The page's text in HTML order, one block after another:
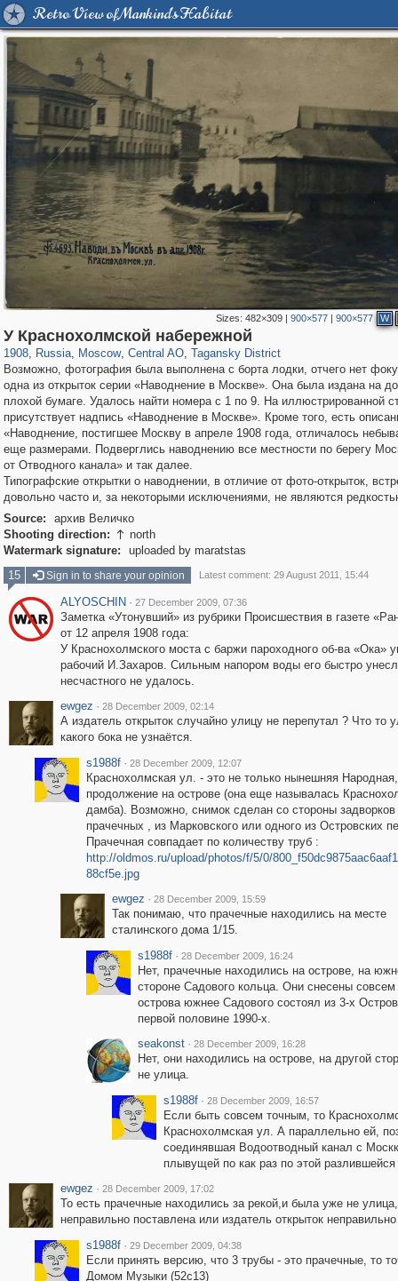
Retro View of Mankind's Habitat
Sizes: 482×309| 900×577| 900×577 W
У Краснохолмской набережной
1908, Russia
1,407,361 29,248
, Moscow
319,882 8,286
, Central AO
160,021 5,916
, Tagansky District
10,740 402
Возможно, фотография была выполнена с борта лодки, отчего нет
одна из открыток серии «Наводнение в Москве». Она была издана на
плохой бумаге. Удалось найти номера с 1 по 9. На иллюстрированной
присутствует надпись «Наводнение в Москве». Кроме того, есть
«Наводнение, постигшее Москву в апреле 1908 года, отличалось
еще размерами. Подверглись наводнению все местности по берегу
от Отводного канала» и так далее.
Типографские открытки о наводнении, в отличие от фото-открыток,
довольно часто и, за некоторыми исключениями, не являются
Source:
архив Величко
Shooting direction:  north
Watermark signature:
uploaded by maratstas
15
Sign in to share your opinion Latest comment: 29 August 2011, 15:44
ALYOSCHIN · 27 December 2009, 07:36
Заметка «Утонувший» из рубрики Происшествия в газете
от 12 апреля 1908 года:
У Краснохолмского моста с баржи пароходного об-ва «Ока»
рабочий И.Захаров. Сильным напором воды его быстро
несчастного не удалось.
ewgez · 28 December 2009, 02:14
А издатель открыток случайно улицу не перепутал ? Что то
какого бока не узнаётся.
s1988f · 28 December 2009, 12:07
Краснохолмская ул. - это не только нынешняя
продолжение на острове (она еще называлась
дамба). Возможно, снимок сделан со стороны задворков
прачечных , из Марковского или одного из Островских
Прачечная совпадает по количеству труб :
http://oldmos.ru/upload/photos/f/5/0/
88cf5e.jpg
ewgez · 28 December 2009, 15:59
Так понимаю, что прачечные находились на месте
сталинского дома 1/15.
s1988f · 28 December 2009, 16:24
Нет, прачечные находились на острове, на
стороне Садового кольца. Они снесены
острова южнее Садового состоял из 3-х
первой половине 1990-х.
seakonst · 28 December 2009, 16:28
Нет, они находились на острове, на другой
не улица.
s1988f · 28 December 2009, 16:57
Если быть совсем точным, то
Краснохолмская ул. А параллельно ей,
соединявшая Водоотводный канал с
плывущей по как раз по этой разлившейся
ewgez · 28 December 2009, 17:02
То есть прачечные находились за рекой,и была уже не
неправильно поставлена или издатель открыток
s1988f · 29 December 2009, 04:38
Если принять версию, что 3 трубы - это прачечные, то
Домом Музыки (52с13)